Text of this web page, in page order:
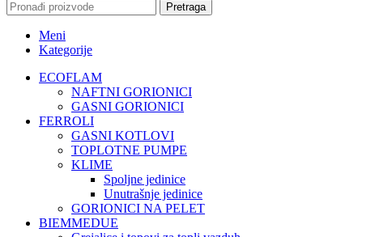
Pretraga
Meni
Kategorije
ECOFLAM
NAFTNI GORIONICI
GASNI GORIONICI
FERROLI
GASNI KOTLOVI
TOPLOTNE PUMPE
KLIME
Spoljne jedinice
Unutrašnje jedinice
GORIONICI NA PELET
BIEMMEDUE